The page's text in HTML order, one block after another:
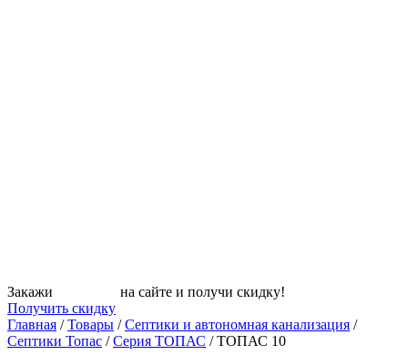
Закажи
на сайте и получи скидку!
Получить скидку
Главная /Товары /Септики и автономная канализация /
Септики Топас /Серия ТОПАС /ТОПАС 10